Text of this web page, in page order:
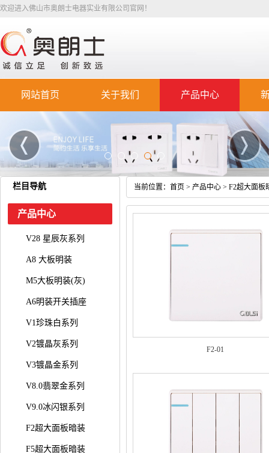
欢迎进入佛山市奥朗士电器实业有限公司官网！
网站首页 关于我们 产品中心
栏目导航
产品中心
V28 星辰灰系列
A8 大板明装
M5大板明装(灰)
A6明装开关插座
V1珍珠白系列
V2镀晶灰系列
V3镀晶金系列
V8.0翡翠金系列
V9.0冰闪银系列
F2超大面板暗装
F5超大面板暗装
当前位置： 首页 > 产品中心 > F2超大面板
F2-01